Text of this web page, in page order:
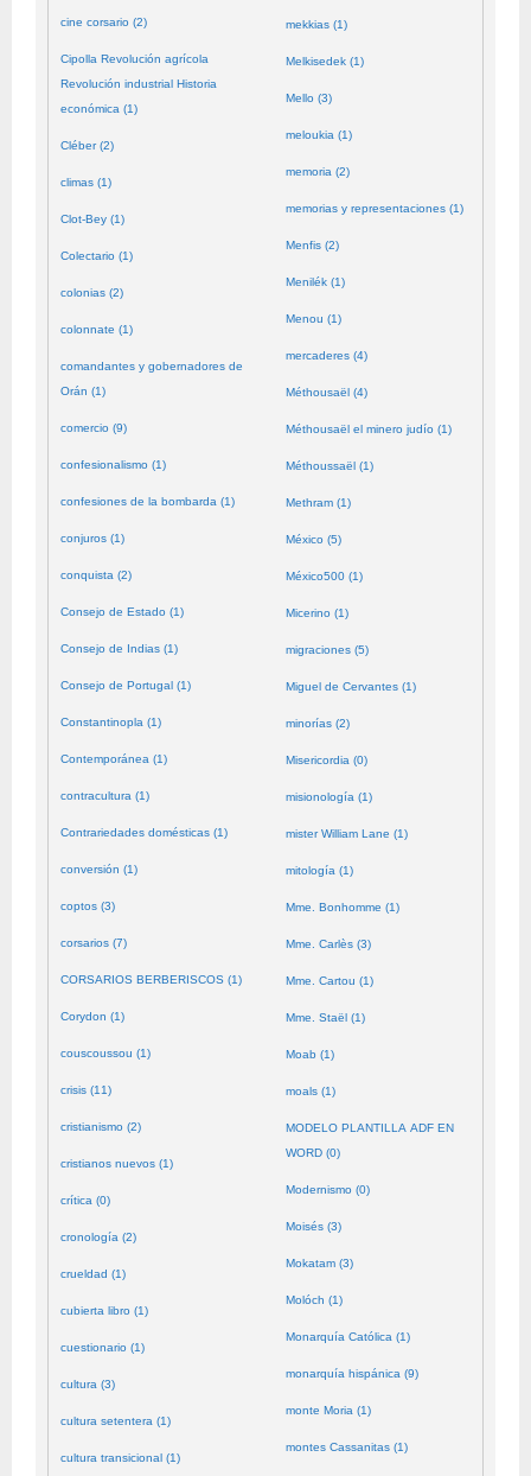
cine corsario (2)
Cipolla Revolución agrícola
Revolución industrial Historia
económica (1)
Cléber (2)
climas (1)
Clot-Bey (1)
Colectario (1)
colonias (2)
colonnate (1)
comandantes y gobernadores de
Orán (1)
comercio (9)
confesionalismo (1)
confesiones de la bombarda (1)
conjuros (1)
conquista (2)
Consejo de Estado (1)
Consejo de Indias (1)
Consejo de Portugal (1)
Constantinopla (1)
Contemporánea (1)
contracultura (1)
Contrariedades domésticas (1)
conversión (1)
coptos (3)
corsarios (7)
CORSARIOS BERBERISCOS (1)
Corydon (1)
couscoussou (1)
crisis (11)
cristianismo (2)
cristianos nuevos (1)
crítica (0)
cronología (2)
crueldad (1)
cubierta libro (1)
cuestionario (1)
cultura (3)
cultura setentera (1)
cultura transicional (1)
mekkias (1)
Melkisedek (1)
Mello (3)
meloukia (1)
memoria (2)
memorias y representaciones (1)
Menfis (2)
Menilék (1)
Menou (1)
mercaderes (4)
Méthousaël (4)
Méthousaël el minero judío (1)
Méthoussaël (1)
Methram (1)
México (5)
México500 (1)
Micerino (1)
migraciones (5)
Miguel de Cervantes (1)
minorías (2)
Misericordia (0)
misionología (1)
mister William Lane (1)
mitología (1)
Mme. Bonhomme (1)
Mme. Carlès (3)
Mme. Cartou (1)
Mme. Staël (1)
Moab (1)
moals (1)
MODELO PLANTILLA ADF EN
WORD (0)
Modernismo (0)
Moisés (3)
Mokatam (3)
Molóch (1)
Monarquía Católica (1)
monarquía hispánica (9)
monte Moria (1)
montes Cassanitas (1)